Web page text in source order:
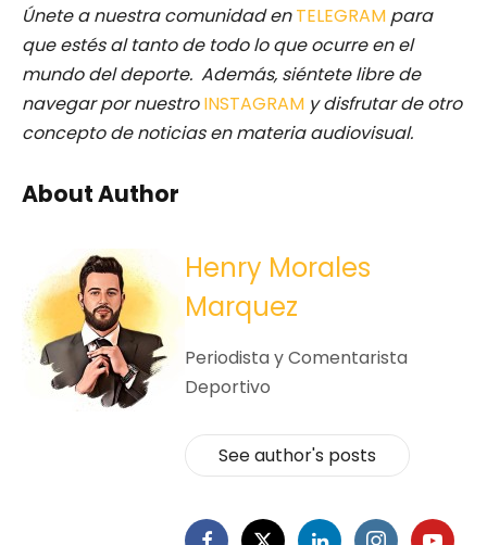
Únete a nuestra comunidad enTELEGRAM para
que estés al tanto de todo lo que ocurre en el
mundo del deporte. Además, siéntete libre de
navegar por nuestro INSTAGRAM y disfrutar de otro
concepto de noticias en materia audiovisual.
About Author
Henry Morales
Marquez
Periodista y Comentarista
Deportivo
See author's posts